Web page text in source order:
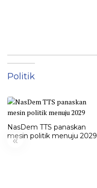
Politik
«
NasDem TTS panaskan
mesin politik menuju 2029